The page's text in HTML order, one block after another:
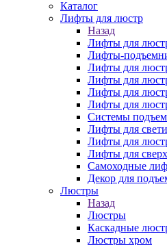
Каталог
Лифты для люстр
Назад
Лифты для
Лифты-
Лифты для
Лифты для
Лифты для
Лифты для
Системы
Лифты для
Лифты для
Лифты для
Самоходные
Декор для
Люстры
Назад
Люстры
Каскадные
Люстры хром